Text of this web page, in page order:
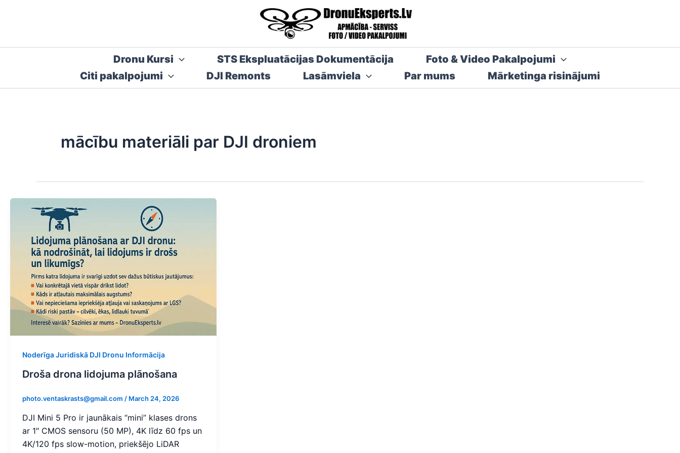
Dronu Kursi STS Ekspluatācijas Dokumentācija
Foto & Video Pakalpojumi
Citi pakalpojumi
DJI Remonts Lasāmviela Par mums Mārketinga risinājumi
mācību materiāli par DJI droniem
Noderīga Juridiskā DJI Dronu Informācija
Droša drona lidojuma plānošana
photo.ventaskrasts@gmail.com / March 24, 2026
DJI Mini 5 Pro ir jaunākais “mini” klases drons
ar 1″ CMOS sensoru (50 MP), 4K līdz 60 fps un
4K/120 fps slow-motion, priekšējo LiDAR